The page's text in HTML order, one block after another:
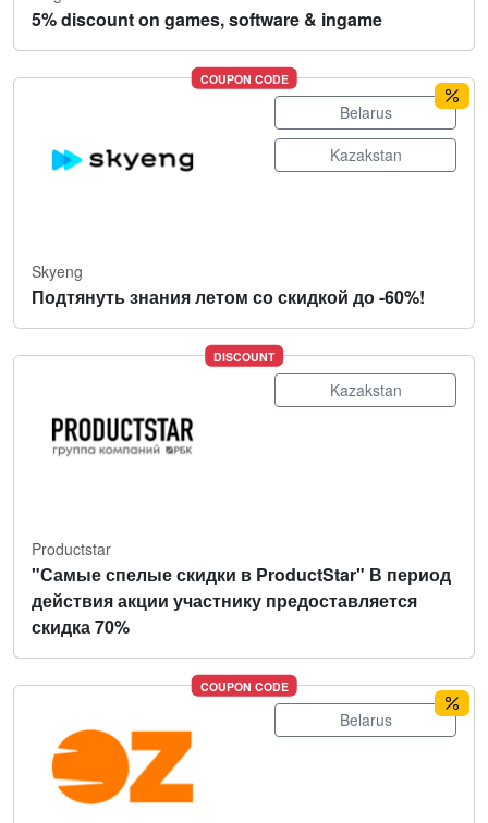
5% discount on games, software & ingame
COUPON CODE
Belarus
Kazakstan
Skyeng
Подтянуть знания летом со скидкой до -60%!
DISCOUNT
Kazakstan
Productstar
"Самые спелые скидки в ProductStar" В период
действия акции участнику предоставляется
скидка 70%
COUPON CODE
Belarus